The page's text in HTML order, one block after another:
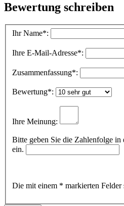
Bewertung schreiben
Ihr Name*:
Ihre E-Mail-Adresse*:
Zusammenfassung*:
Bewertung*:
Ihre Meinung:
Bitte geben Sie die Zahlenfolge in
ein.
Die mit einem * markierten Felder